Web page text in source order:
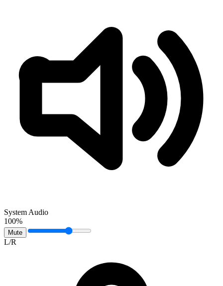
System Audio
100%
Mute
L/R